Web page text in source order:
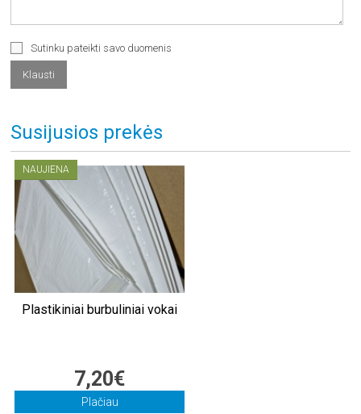
Sutinku pateikti savo duomenis
Susijusios prekės
NAUJIENA
Plastikiniai burbuliniai vokai
7,20€
Plačiau